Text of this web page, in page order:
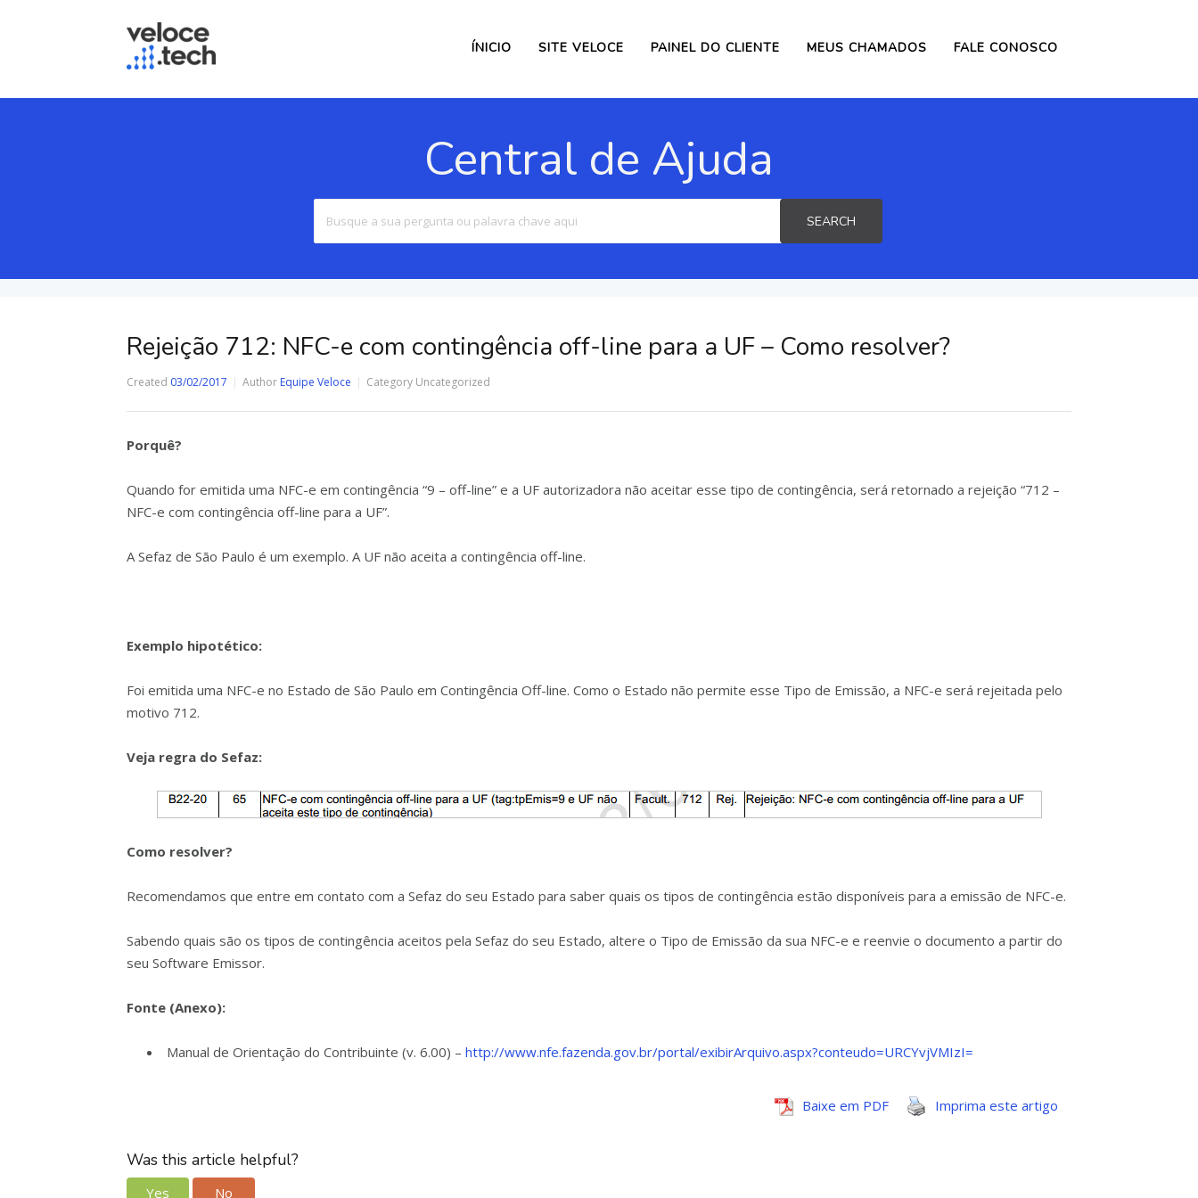
ÍNICIO SITE VELOCE PAINEL DO CLIENTE MEUS CHAMADOS FALE CONOSCO
Central de Ajuda
SEARCH
Rejeição 712: NFC-e com contingência off-line para a UF – Como resolver?
Created 03/02/2017 Author Equipe Veloce Category Uncategorized
Porquê?
Quando for emitida uma NFC-e em contingência “9 – off-line” e a UF autorizadora não aceitar esse tipo de contingência, será retornado a rejeição “712 –
NFC-e com contingência off-line para a UF”.
A Sefaz de São Paulo é um exemplo. A UF não aceita a contingência off-line.
Exemplo hipotético:
Foi emitida uma NFC-e no Estado de São Paulo em Contingência Off-line. Como o Estado não permite esse Tipo de Emissão, a NFC-e será rejeitada pelo
motivo 712.
Veja regra do Sefaz:
Como resolver?
Recomendamos que entre em contato com a Sefaz do seu Estado para saber quais os tipos de contingência estão disponíveis para a emissão de NFC-e.
Sabendo quais são os tipos de contingência aceitos pela Sefaz do seu Estado, altere o Tipo de Emissão da sua NFC-e e reenvie o documento a partir do
seu Software Emissor.
Fonte (Anexo):
Manual de Orientação do Contribuinte (v. 6.00) – http://www.nfe.fazenda.gov.br/portal/exibirArquivo.aspx?conteudo=URCYvjVMIzI=
Baixe em PDF Imprima este artigo
Was this article helpful?
Yes No